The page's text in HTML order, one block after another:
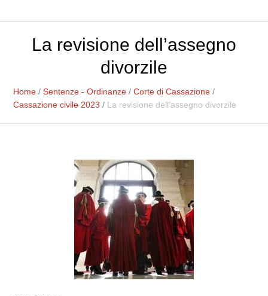
La revisione dell’assegno
divorzile
Home /Sentenze - Ordinanze /Corte di Cassazione /
Cassazione civile 2023 / La revisione dell’assegno divorzile